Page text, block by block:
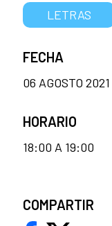
LETRAS
FECHA
06 AGOSTO 2021
HORARIO
18:00 A 19:00
COMPARTIR